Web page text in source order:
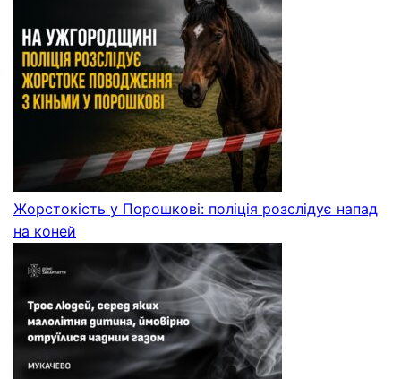
Жорстокість у Порошкові: поліція розслідує напад
на коней